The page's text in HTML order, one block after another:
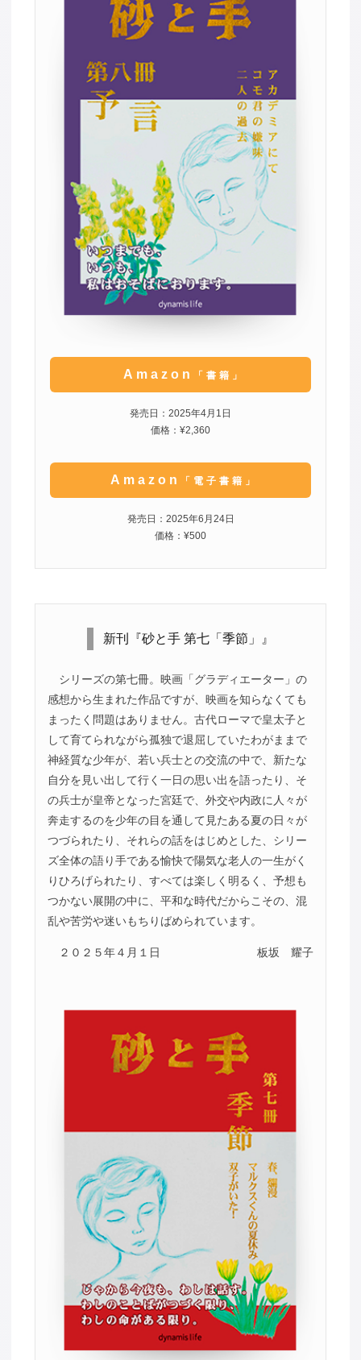
Amazon 「書籍」
発売日：2025年4月1日
価格：¥2,360
Amazon 「電子書籍」
発売日：2025年6月24日
価格：¥500
新刊『砂と手 第七「季節」』
シリーズの第七冊。映画「グラディエーター」の
感想から生まれた作品ですが、映画を知らなくても
まったく問題はありません。古代ローマで皇太子と
して育てられながら孤独で退屈していたわがままで
神経質な少年が、若い兵士との交流の中で、新たな
自分を見い出して行く一日の思い出を語ったり、そ
の兵士が皇帝となった宮廷で、外交や内政に人々が
奔走するのを少年の目を通して見たある夏の日々が
つづられたり、それらの話をはじめとした、シリー
ズ全体の語り手である愉快で陽気な老人の一生がく
りひろげられたり、すべては楽しく明るく、予想も
つかない展開の中に、平和な時代だからこその、混
乱や苦労や迷いもちりばめられています。
２０２５年４月１日 板坂 耀子